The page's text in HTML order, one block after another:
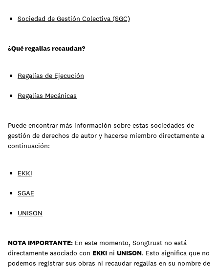
regístrate
Sociedad de Gestión Colectiva (SGC)
¿Qué regalías recaudan?
Regalías de Ejecución
Regalías Mecánicas
Puede encontrar más información sobre estas sociedades de
gestión de derechos de autor y hacerse miembro directamente a
continuación:
EKKI
SGAE
UNISON
NOTA IMPORTANTE: En este momento, Songtrust no está
directamente asociado con EKKI ni UNISON. Esto significa que no
podemos registrar sus obras ni recaudar regalías en su nombre de